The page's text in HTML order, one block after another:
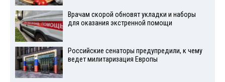
Врачам скорой обновят укладки и наборы
для оказания экстренной помощи
Российские сенаторы предупредили, к чему
ведет милитаризация Европы